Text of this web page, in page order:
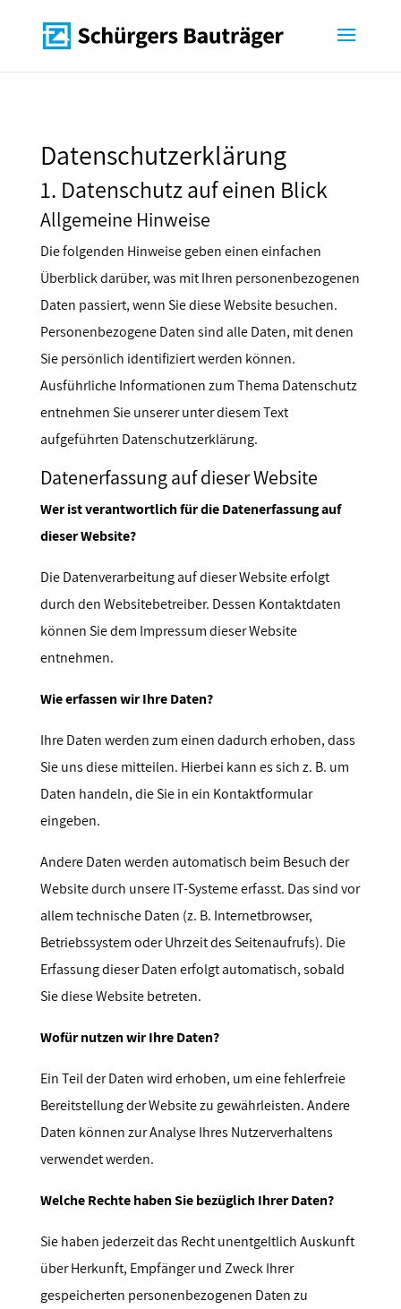
Datenschutzerklärung
1. Datenschutz auf einen Blick
Allgemeine Hinweise
Die folgenden Hinweise geben einen einfachen
Überblick darüber, was mit Ihren personenbezogenen
Daten passiert, wenn Sie diese Website besuchen.
Personenbezogene Daten sind alle Daten, mit denen
Sie persönlich identifiziert werden können.
Ausführliche Informationen zum Thema Datenschutz
entnehmen Sie unserer unter diesem Text
aufgeführten Datenschutzerklärung.
Datenerfassung auf dieser Website
Wer ist verantwortlich für die Datenerfassung auf
dieser Website?
Die Datenverarbeitung auf dieser Website erfolgt
durch den Websitebetreiber. Dessen Kontaktdaten
können Sie dem Impressum dieser Website
entnehmen.
Wie erfassen wir Ihre Daten?
Ihre Daten werden zum einen dadurch erhoben, dass
Sie uns diese mitteilen. Hierbei kann es sich z. B. um
Daten handeln, die Sie in ein Kontaktformular
eingeben.
Andere Daten werden automatisch beim Besuch der
Website durch unsere IT-Systeme erfasst. Das sind vor
allem technische Daten (z. B. Internetbrowser,
Betriebssystem oder Uhrzeit des Seitenaufrufs). Die
Erfassung dieser Daten erfolgt automatisch, sobald
Sie diese Website betreten.
Wofür nutzen wir Ihre Daten?
Ein Teil der Daten wird erhoben, um eine fehlerfreie
Bereitstellung der Website zu gewährleisten. Andere
Daten können zur Analyse Ihres Nutzerverhaltens
verwendet werden.
Welche Rechte haben Sie bezüglich Ihrer Daten?
Sie haben jederzeit das Recht unentgeltlich Auskunft
über Herkunft, Empfänger und Zweck Ihrer
gespeicherten personenbezogenen Daten zu